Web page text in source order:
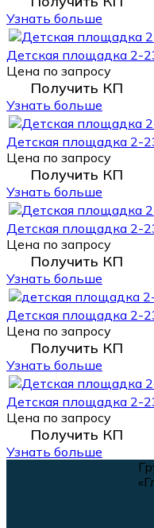
Узнать больше
Детская площадка 2-
Цена по запросу
Получить КП
Узнать больше
Детская площадка 2-
Цена по запросу
Получить КП
Узнать больше
Детская площадка 2-
Цена по запросу
Получить КП
Узнать больше
Детская площадка 2-
Цена по запросу
Получить КП
Узнать больше
Детская площадка 2-
Цена по запросу
Получить КП
Узнать больше